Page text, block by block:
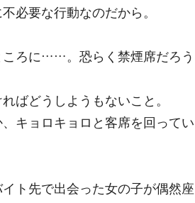
必要な行動なのだから。
ころに……。恐らく禁煙席だろう
ばどうしようもないこと。
キョロキョロと客席を回ってい
ト先で出会った女の子が偶然座